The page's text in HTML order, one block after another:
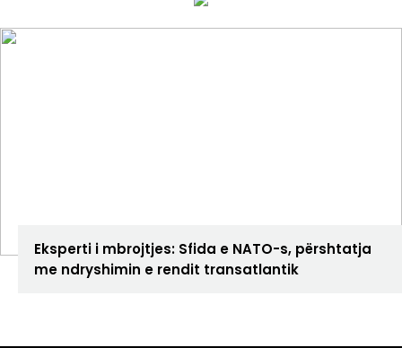
Eksperti i mbrojtjes: Sfida e NATO-s, përshtatja
me ndryshimin e rendit transatlantik